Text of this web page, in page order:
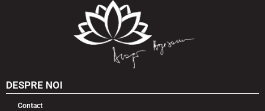
DESPRE NOI
Contact